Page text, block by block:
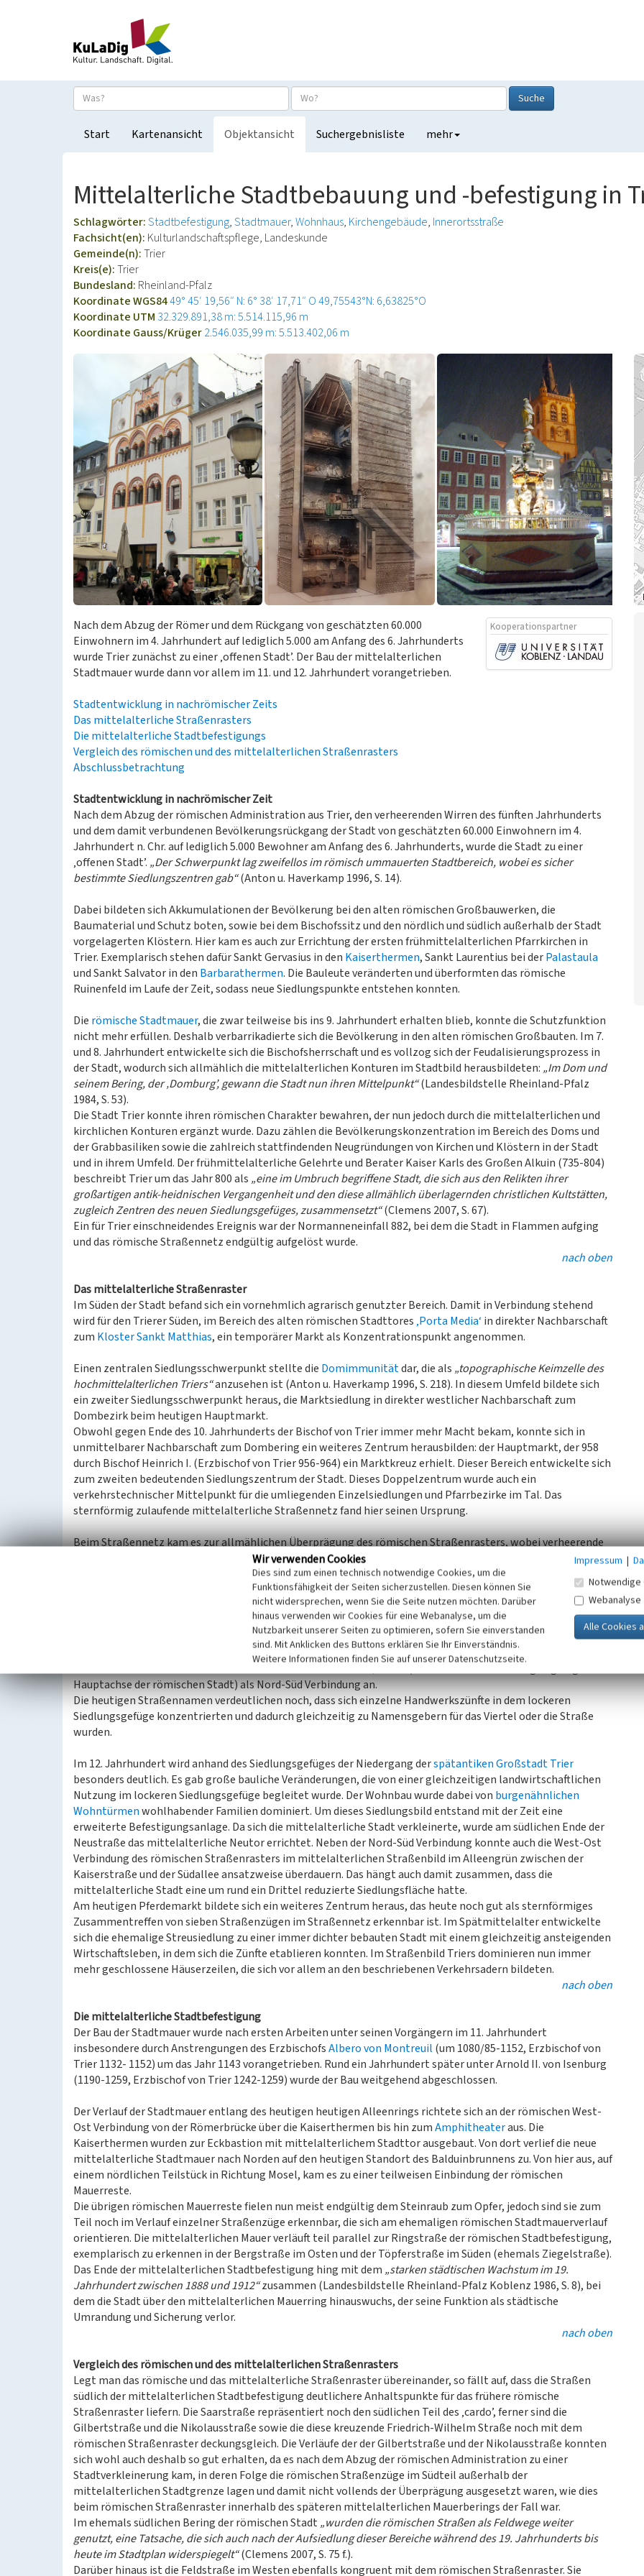
Suche
Start Kartenansicht Objektansicht Suchergebnisliste mehr
Mittelalterliche Stadtbebauung und -befestigung in
Schlagwörter:Stadtbefestigung Stadtmauer Wohnhaus Kirchengebäude Innerortsstraße
Fachsicht(en): Kulturlandschaftspflege, Landeskunde
Gemeinde(n):Trier
Kreis(e):Trier
Bundesland: Rheinland-Pfalz
Koordinate WGS8449° 45′ 19,56″ N: 6° 38′ 17,71″ O49,75543°N: 6,63825°O
Koordinate UTM 32.329.891,38 m: 5.514.115,96 m
Koordinate Gauss/Krüger2.546.035,99 m: 5.513.402,06 m
Kooperationspartner
Nach dem Abzug der Römer und dem Rückgang von geschätzten 60.000
Einwohnern im 4. Jahrhundert auf lediglich 5.000 am Anfang des 6. Jahrhunderts
wurde Trier zunächst zu einer ‚offenen Stadt’. Der Bau der mittelalterlichen
Stadtmauer wurde dann vor allem im 11. und 12. Jahrhundert vorangetrieben.
Stadtentwicklung in nachrömischer Zeits
Das mittelalterliche Straßenrasters
Die mittelalterliche Stadtbefestigungs
Vergleich des römischen und des mittelalterlichen Straßenrasters
Abschlussbetrachtung
Stadtentwicklung in nachrömischer Zeit
Nach dem Abzug der römischen Administration aus Trier, den verheerenden Wirren des fünften Jahrhunderts
und dem damit verbundenen Bevölkerungsrückgang der Stadt von geschätzten 60.000 Einwohnern im 4.
Jahrhundert n. Chr. auf lediglich 5.000 Bewohner am Anfang des 6. Jahrhunderts, wurde die Stadt zu einer
‚offenen Stadt’. „Der Schwerpunkt lag zweifellos im römisch ummauerten Stadtbereich, wobei es sicher
bestimmte Siedlungszentren gab“(Anton u. Haverkamp 1996, S. 14).
Dabei bildeten sich Akkumulationen der Bevölkerung bei den alten römischen Großbauwerken, die
Baumaterial und Schutz boten, sowie bei dem Bischofssitz und den nördlich und südlich außerhalb der Stadt
vorgelagerten Klöstern. Hier kam es auch zur Errichtung der ersten frühmittelalterlichen Pfarrkirchen in
Trier. Exemplarisch stehen dafür Sankt Gervasius in den Kaiserthermen, Sankt Laurentius bei derPalastaula
und Sankt Salvator in den Barbarathermen. Die Bauleute veränderten und überformten das römische
Ruinenfeld im Laufe der Zeit, sodass neue Siedlungspunkte entstehen konnten.
Die römische Stadtmauer, die zwar teilweise bis ins 9. Jahrhundert erhalten blieb, konnte die Schutzfunktion
nicht mehr erfüllen. Deshalb verbarrikadierte sich die Bevölkerung in den alten römischen Großbauten. Im 7.
und 8. Jahrhundert entwickelte sich die Bischofsherrschaft und es vollzog sich der Feudalisierungsprozess in
der Stadt, wodurch sich allmählich die mittelalterlichen Konturen im Stadtbild herausbildeten: „Im Dom und
seinem Bering, der ‚Domburg’, gewann die Stadt nun ihren Mittelpunkt“(Landesbildstelle Rheinland-Pfalz
1984, S. 53).
Die Stadt Trier konnte ihren römischen Charakter bewahren, der nun jedoch durch die mittelalterlichen und
kirchlichen Konturen ergänzt wurde. Dazu zählen die Bevölkerungskonzentration im Bereich des Doms und
der Grabbasiliken sowie die zahlreich stattfindenden Neugründungen von Kirchen und Klöstern in der Stadt
und in ihrem Umfeld. Der frühmittelalterliche Gelehrte und Berater Kaiser Karls des Großen Alkuin (735-804)
beschreibt Trier um das Jahr 800 als „eine im Umbruch begriffene Stadt, die sich aus den Relikten ihrer
großartigen antik-heidnischen Vergangenheit und den diese allmählich überlagernden christlichen Kultstätten,
zugleich Zentren des neuen Siedlungsgefüges, zusammensetzt“(Clemens 2007, S. 67).
Ein für Trier einschneidendes Ereignis war der Normanneneinfall 882, bei dem die Stadt in Flammen aufging
und das römische Straßennetz endgültig aufgelöst wurde.
nach oben
Das mittelalterliche Straßenraster
Im Süden der Stadt befand sich ein vornehmlich agrarisch genutzter Bereich. Damit in Verbindung stehend
wird für den Trierer Süden, im Bereich des alten römischen Stadttores ‚Porta Media‘ in direkter Nachbarschaft
zum Kloster Sankt Matthias, ein temporärer Markt als Konzentrationspunkt angenommen.
Einen zentralen Siedlungsschwerpunkt stellte die Domimmunitätdar, die als „topographische Keimzelle des
hochmittelalterlichen Triers“anzusehen ist (Anton u. Haverkamp 1996, S. 218). In diesem Umfeld bildete sich
ein zweiter Siedlungsschwerpunkt heraus, die Marktsiedlung in direkter westlicher Nachbarschaft zum
Dombezirk beim heutigen Hauptmarkt.
Obwohl gegen Ende des 10. Jahrhunderts der Bischof von Trier immer mehr Macht bekam, konnte sich in
unmittelbarer Nachbarschaft zum Dombering ein weiteres Zentrum herausbilden: der Hauptmarkt, der 958
durch Bischof Heinrich I. (Erzbischof von Trier 956-964) ein Marktkreuz erhielt. Dieser Bereich entwickelte sich
zum zweiten bedeutenden Siedlungszentrum der Stadt. Dieses Doppelzentrum wurde auch ein
verkehrstechnischer Mittelpunkt für die umliegenden Einzelsiedlungen und Pfarrbezirke im Tal. Das
sternförmig zulaufende mittelalterliche Straßennetz fand hier seinen Ursprung.
Beim Straßennetz kam es zur allmählichen Überprägung des römischen Straßenrasters, wobei verheerende
Ereignisse dafür förderlich waren. Während verschiedener Wiederaufbaumaßnahmen erfolgte die Ausrichtung
der Verkehrsachsen auf die neuen Zentren des Mittelalters, wodurch das schachbrettartige römische
Straßenraster immer mehr an Bedeutung verlor. Somit bildete sich eine direkte Verbindung vom Hauptmarkt
über die heutige Fleisch-, Brücken- und Karl-Marx Straße zurRömerbrückeheraus.
Eine weitere Verbindung ging vom Hauptmarkt zur Palastaula über die Palaststraße, die in einem sanften
Bogen an der Domimmunität entlang lief. Zudem entwickelte sich eine Nord-Süd Verbindung von der
Porta
über die Simeon-, Graben-, Brot-, Neu- und Saarstraße in den Trierer Süden heraus. Diese
Hauptachse der römischen Stadt) als Nord-Süd Verbindung an.
Die heutigen Straßennamen verdeutlichen noch, dass sich einzelne Handwerkszünfte in dem lockeren
Siedlungsgefüge konzentrierten und dadurch gleichzeitig zu Namensgebern für das Viertel oder die Straße
wurden.
Im 12. Jahrhundert wird anhand des Siedlungsgefüges der Niedergang derspätantiken Großstadt Trier
besonders deutlich. Es gab große bauliche Veränderungen, die von einer gleichzeitigen landwirtschaftlichen
Nutzung im lockeren Siedlungsgefüge begleitet wurde. Der Wohnbau wurde dabei von burgenähnlichen
Wohntürmenwohlhabender Familien dominiert. Um dieses Siedlungsbild entstand mit der Zeit eine
erweiterte Befestigungsanlage. Da sich die mittelalterliche Stadt verkleinerte, wurde am südlichen Ende der
Neustraße das mittelalterliche Neutor errichtet. Neben der Nord-Süd Verbindung konnte auch die West-Ost
Verbindung des römischen Straßenrasters im mittelalterlichen Straßenbild im Alleengrün zwischen der
Kaiserstraße und der Südallee ansatzweise überdauern. Das hängt auch damit zusammen, dass die
mittelalterliche Stadt eine um rund ein Drittel reduzierte Siedlungsfläche hatte.
Am heutigen Pferdemarkt bildete sich ein weiteres Zentrum heraus, das heute noch gut als sternförmiges
Zusammentreffen von sieben Straßenzügen im Straßennetz erkennbar ist. Im Spätmittelalter entwickelte
sich die ehemalige Streusiedlung zu einer immer dichter bebauten Stadt mit einem gleichzeitig ansteigenden
Wirtschaftsleben, in dem sich die Zünfte etablieren konnten. Im Straßenbild Triers dominieren nun immer
mehr geschlossene Häuserzeilen, die sich vor allem an den beschriebenen Verkehrsadern bildeten.
nach oben
Die mittelalterliche Stadtbefestigung
Der Bau der Stadtmauer wurde nach ersten Arbeiten unter seinen Vorgängern im 11. Jahrhundert
insbesondere durch Anstrengungen des ErzbischofsAlbero von Montreuil (um 1080/85-1152, Erzbischof von
Trier 1132- 1152) um das Jahr 1143 vorangetrieben. Rund ein Jahrhundert später unter Arnold II. von Isenburg
(1190-1259, Erzbischof von Trier 1242-1259) wurde der Bau weitgehend abgeschlossen.
Der Verlauf der Stadtmauer entlang des heutigen heutigen Alleenrings richtete sich an der römischen West-
Ost Verbindung von der Römerbrücke über die Kaiserthermen bis hin zumAmphitheateraus. Die
Kaiserthermen wurden zur Eckbastion mit mittelalterlichem Stadttor ausgebaut. Von dort verlief die neue
mittelalterliche Stadtmauer nach Norden auf den heutigen Standort des Balduinbrunnens zu. Von hier aus, auf
einem nördlichen Teilstück in Richtung Mosel, kam es zu einer teilweisen Einbindung der römischen
Mauerreste.
Die übrigen römischen Mauerreste fielen nun meist endgültig dem Steinraub zum Opfer, jedoch sind sie zum
Teil noch im Verlauf einzelner Straßenzüge erkennbar, die sich am ehemaligen römischen Stadtmauerverlauf
orientieren. Die mittelalterlichen Mauer verläuft teil parallel zur Ringstraße der römischen Stadtbefestigung,
exemplarisch zu erkennen in der Bergstraße im Osten und der Töpferstraße im Süden (ehemals Ziegelstraße).
Das Ende der mittelalterlichen Stadtbefestigung hing mit dem „starken städtischen Wachstum im 19.
Jahrhundert zwischen 1888 und 1912“zusammen (Landesbildstelle Rheinland-Pfalz Koblenz 1986, S. 8), bei
dem die Stadt über den mittelalterlichen Mauerring hinauswuchs, der seine Funktion als städtische
Umrandung und Sicherung verlor.
nach oben
Vergleich des römischen und des mittelalterlichen Straßenrasters
Legt man das römische und das mittelalterliche Straßenraster übereinander, so fällt auf, dass die Straßen
südlich der mittelalterlichen Stadtbefestigung deutlichere Anhaltspunkte für das frühere römische
Straßenraster liefern. Die Saarstraße repräsentiert noch den südlichen Teil des ‚cardo’, ferner sind die
Gilbertstraße und die Nikolausstraße sowie die diese kreuzende Friedrich-Wilhelm Straße noch mit dem
römischen Straßenraster deckungsgleich. Die Verläufe der der Gilbertstraße und der Nikolausstraße konnten
sich wohl auch deshalb so gut erhalten, da es nach dem Abzug der römischen Administration zu einer
Stadtverkleinerung kam, in deren Folge die römischen Straßenzüge im Südteil außerhalb der
mittelalterlichen Stadtgrenze lagen und damit nicht vollends der Überprägung ausgesetzt waren, wie dies
beim römischen Straßenraster innerhalb des späteren mittelalterlichen Mauerberings der Fall war.
Im ehemals südlichen Bering der römischen Stadt „wurden die römischen Straßen als Feldwege weiter
genutzt, eine Tatsache, die sich auch nach der Aufsiedlung dieser Bereiche während des 19. Jahrhunderts bis
heute im Stadtplan widerspiegelt“(Clemens 2007, S. 75 f.).
Darüber hinaus ist die Feldstraße im Westen ebenfalls kongruent mit dem römischen Straßenraster. Sie
Wir verwenden Cookies
Dies sind zum einen technisch notwendige Cookies, um die
Funktionsfähigkeit der Seiten sicherzustellen. Diesen können Sie
nicht widersprechen, wenn Sie die Seite nutzen möchten. Darüber
hinaus verwenden wir Cookies für eine Webanalyse, um die
Nutzbarkeit unserer Seiten zu optimieren, sofern Sie einverstanden
sind. Mit Anklicken des Buttons erklären Sie Ihr Einverständnis.
Weitere Informationen finden Sie auf unserer Datenschutzseite.
Impressum |
Notwendige
Webanalyse